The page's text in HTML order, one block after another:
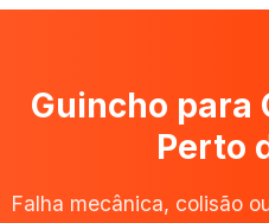
Guincho para
Perto
Falha mecânica, colisão